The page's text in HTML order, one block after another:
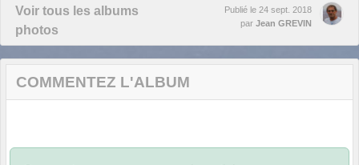
Voir tous les albums
photos
Publié le 24 sept. 2018
par Jean GREVIN
COMMENTEZ L'ALBUM